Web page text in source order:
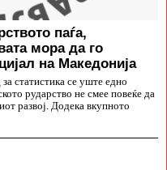
паѓа,
мора да го
на Македонија
статистика се уште едно
рударство не смее повеќе да
развој. Додека вкупното